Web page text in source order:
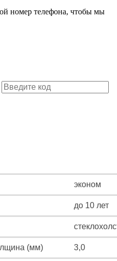
номер телефона, чтобы мы
эконом
до 10 лет
(мм) 3,0